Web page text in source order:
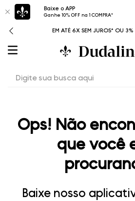
Baixe o APP
Ganhe 10% OFF na 1 COMPRA*
EM ATÉ 6X SEM JUROS* OU
Ops! Não
que você
Baixe nosso